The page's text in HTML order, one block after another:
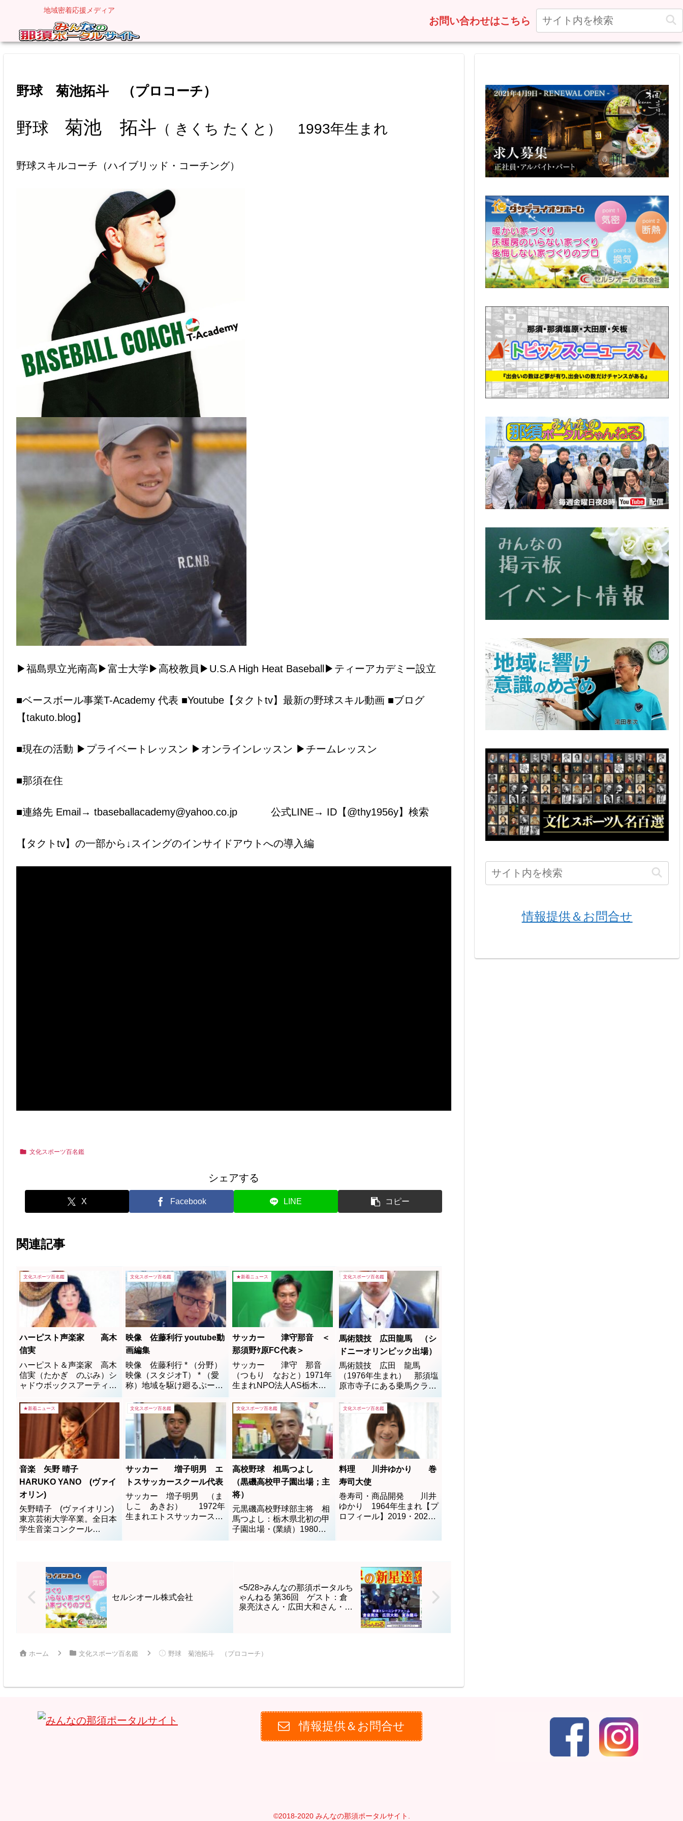
地域密着応援メディア
お問い合わせはこちら
野球 菊池拓斗 （プロコーチ）
野球 菊池 拓斗 （ きくち たくと） 1993年生まれ
野球スキルコーチ（ハイブリッド・コーチング）
▶︎福島県立光南高 ▶︎富士大学 ▶︎ 高校教員 ▶︎ U.S.A High Heat Baseball ▶︎ ティーアカデミー設立
■ベースボール事業T-Academy 代表 ■Youtube【タクトtv】最新の野球スキル動画 ■ブログ
【takuto.blog】
■現在の活動 ▶︎ プライベートレッスン ▶︎ オンラインレッスン ▶︎ チームレッスン
■那須在住
■連絡先 Email→ tbaseballacademy@yahoo.co.jp 公式LINE→ ID【@thy1956y】検索
【タクトtv】の一部から↓スイングのインサイドアウトへの導入編
文化スポーツ百名鑑
シェアする
X Facebook LINE コピー
関連記事
文化スポーツ百名鑑
ハーピスト声楽家 高木
信実
ハーピスト＆声楽家 高木
信実（たかぎ のぶみ）シ
ャドウボックスアーティス
枚も重ね合わせて奥行きと
陰影を立体的に見せる、19
世紀にアメリカで発展した
アートアメリカ・ヨーロッ
パ35年在住を経て、現在は
那須に居を構える。Atelier
Nobumi 主宰 ハ...
文化スポーツ百名鑑
映像 佐藤利行 youtube動
画編集
映像 佐藤利行 * （分野）
映像（スタジオT） * （愛
称）地域を駆け廻るぷー太
銘）創っては壊し、壊して
は創る、やがて光輝く華が
咲く。我流一筋。 * （活
動）みんなの那須ポータル
サイト地域応援団として
『いいトコ撮り那須。』デ
ィレクション。地域の物語
を紡ぐ...
★新着ニュース
サッカー 津守那音 ＜
那須野ｹ原FC代表＞
サッカー 津守 那音
（つもり なおと）1971年
生まれNPO法人AS栃木
理事長Bom de Bola 栃木サ
ッカークラブ 総合監督
N.A.S.U.夢プロジェクター
メンバー那須野が原FC
代表JFA公認B級コーチ／
JFA公認C級フットサル／
JFA公認キッズリーダー／
矢板東高校・...
文化スポーツ百名鑑
馬術競技 広田龍馬 （シ
ドニーオリンピック出場）
馬術競技 広田 龍馬
（1976年生まれ） 那須塩
原市寺子にある乗馬クラブ
「那須トレーニングファー
ム」を拠点に、オリンピッ
ク・世界選手権・ワールド
カップの世界三大大会の頂
点を目指して世界中で活動
しています。シドニーオリ
ンピック馬術競技日本代
表・(場所）那須トレーニン
グセンター（乗...
★新着ニュース
音楽 矢野 晴子
HARUKO YANO (ヴァイ
オリン)
矢野晴子 (ヴァイオリン)
東京芸術大学卒業。全日本
学生音楽コンクール
第 1 位。 桃花楽堂にて御前
にてイラン・グローニッヒ
氏に師事。ヨーロッパ各地
でコンサートを開催し好評
を博す。クラシック、ポッ
プス、ジャズ、ロック、演
歌様々なジャ...
文化スポーツ百名鑑
サッカー 増子明男 エ
トスサッカースクール代表
サッカー 増子明男 （ま
しこ あきお） 1972年
生まれエトスサッカースク
場しベスト
文化スポーツ百名鑑
高校野球 相馬つよし
（黒磯高校甲子園出場；主
将）
元黒磯高校野球部主将 相
馬つよし：栃木県北初の甲
子園出場・(業績）1980年
第62回夏の全国高校野球選
高校野球解説者、/那須Kボ
ールクラブスポーツ少年団
代表兼監督/那須塩原市議
文化スポーツ百名鑑
料理 川井ゆかり 巻
寿司大使
巻寿司・商品開発 川井
ゆかり 1964年生まれ【プ
ロフィール】2019・2020
ンピュアボディ代表【活
動】壬生町道の駅 レシピ商
品開発餃子を使った『まき
餃子』の商品開発「東京
20...
セルシオール株式会社
<5/28>みんなの那須ポータルち
ゃんねる 第36回 ゲスト：倉
泉亮汰さん・広田大和さん・富
ホーム 文化スポーツ百名鑑 野球 菊池拓斗 （プロコーチ）
情報提供＆お問合せ
情報提供＆お問合せ
©2018-2020 みんなの那須ポータルサイト.